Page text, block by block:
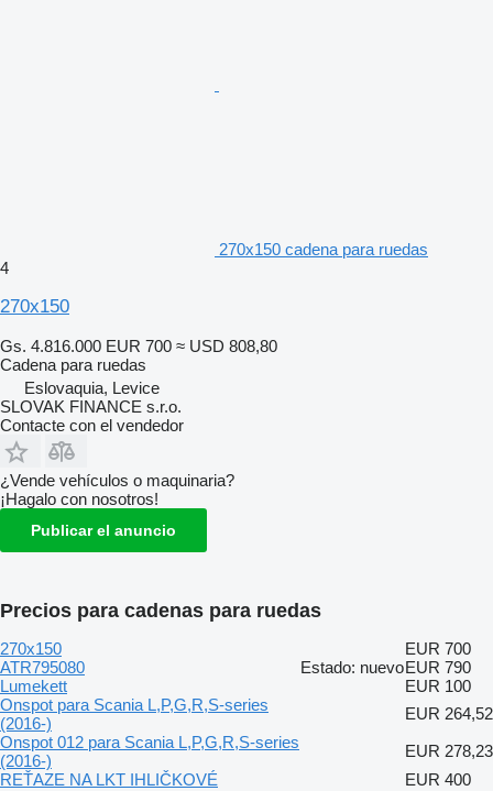
270x150 cadena para ruedas
4
270x150
Gs. 4.816.000 EUR 700 ≈ USD 808,80
Cadena para ruedas
Eslovaquia, Levice
SLOVAK FINANCE s.r.o.
Contacte con el vendedor
¿Vende vehículos o maquinaria?
¡Hagalo con nosotros!
Publicar el anuncio
Precios para cadenas para ruedas
270x150
EUR 700
ATR795080
Estado: nuevoEUR 790
Lumekett
EUR 100
Onspot para Scania L,P,G,R,S-series
(2016-)
EUR 264,52
Onspot 012 para Scania L,P,G,R,S-series
(2016-)
EUR 278,23
REŤAZE NA LKT IHLIČKOVÉ
EUR 400